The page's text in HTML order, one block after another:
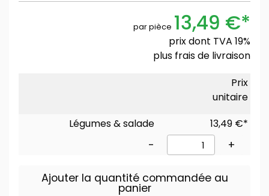
par pièce 13,49 €*
prix dont TVA 19%
plus frais de livraison
Prix
unitaire
Légumes & salade
13,49 €*
- +
Ajouter la quantité commandée au
panier